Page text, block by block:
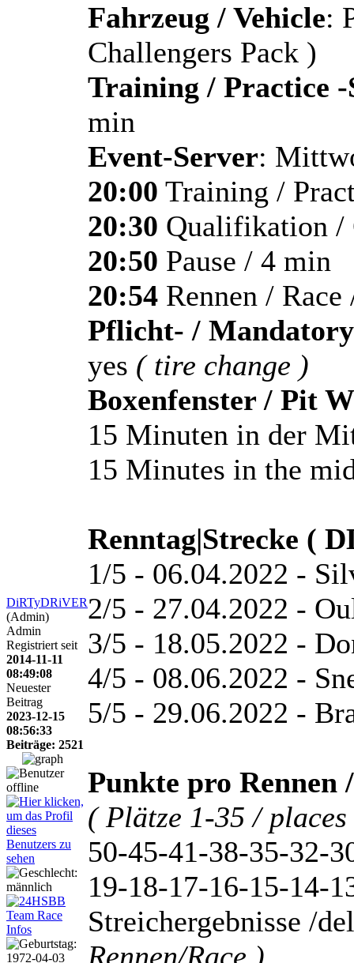
DiRTyDRiVER
(Admin)
Admin
Registriert seit
2014-11-11
08:49:08
Neuester
Beitrag
2023-12-15
08:56:33
Beiträge: 2521
Fahrzeug / Vehicle:
Challengers Pack )
Training / Practice -
min
Event-Server:
20:00 Training /
20:30 Qualifikation /
20:50 Pause / 4 min
20:54 Rennen /
Pflicht- /
yes ( tire change )
Boxenfenster / Pit
15 Minuten in der
15 Minutes in the
Renntag|Strecke (
1/5 - 06.04.2022 -
2/5 - 27.04.2022 -
3/5 - 18.05.2022 -
4/5 - 08.06.2022 -
5/5 - 29.06.2022 -
Punkte pro Rennen
( Plätze 1-35 /
50-45-41-38-35-32-
19-18-17-16-15-14-
Streichergebnisse /
Rennen/Race )